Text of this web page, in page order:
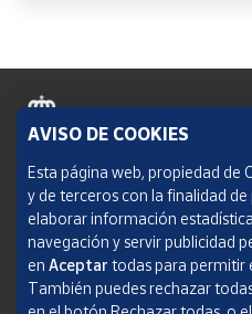
Política de cookies
Aviso legal
Condiciones del servicio
Política de Privacidad Web
AVISO DE COOKIES
Esta página web, propiedad de
y de terceros con la finalidad
elaborar información
navegación y servir publicidad
en Aceptar todas para permitir
También puedes rechazar